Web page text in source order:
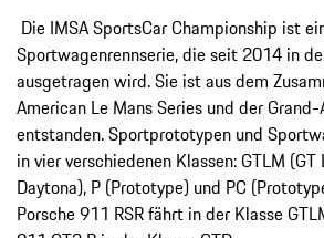
Die IMSA SportsCar Championship ist
Sportwagenrennserie, die seit 2014 in
ausgetragen wird. Sie ist aus dem
American Le Mans Series und der
entstanden. Sportprototypen und
in vier verschiedenen Klassen: GTLM (GT
Daytona), P (Prototype) und PC
Porsche 911 RSR fährt in der Klasse